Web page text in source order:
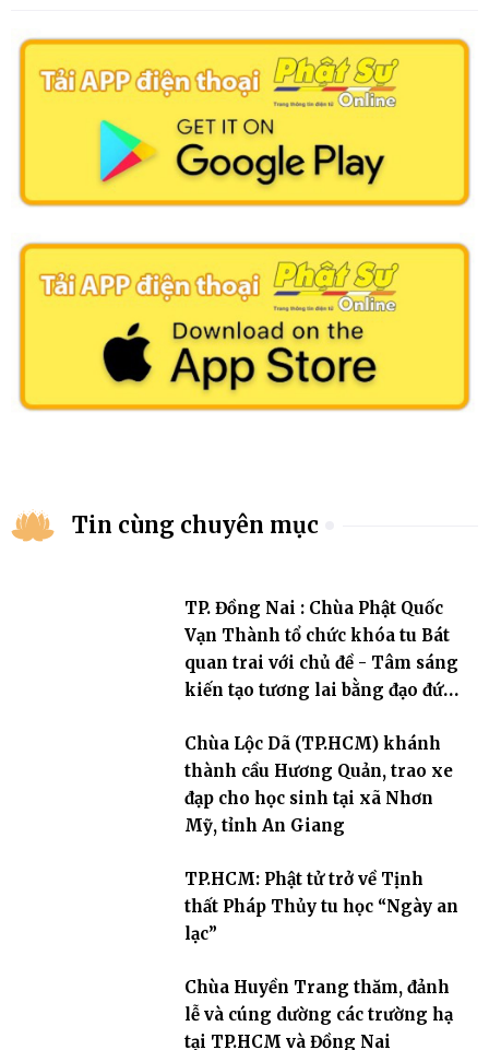
Tin cùng chuyên mục
TP. Đồng Nai : Chùa Phật Quốc
Vạn Thành tổ chức khóa tu Bát
quan trai với chủ đề - Tâm sáng
kiến tạo tương lai bằng đạo đức
Chùa Lộc Dã (TP.HCM) khánh
thành cầu Hương Quản, trao xe
đạp cho học sinh tại xã Nhơn
Mỹ, tỉnh An Giang
TP.HCM: Phật tử trở về Tịnh
thất Pháp Thủy tu học “Ngày an
lạc”
Chùa Huyền Trang thăm, đảnh
lễ và cúng dường các trường hạ
tại TP.HCM và Đồng Nai